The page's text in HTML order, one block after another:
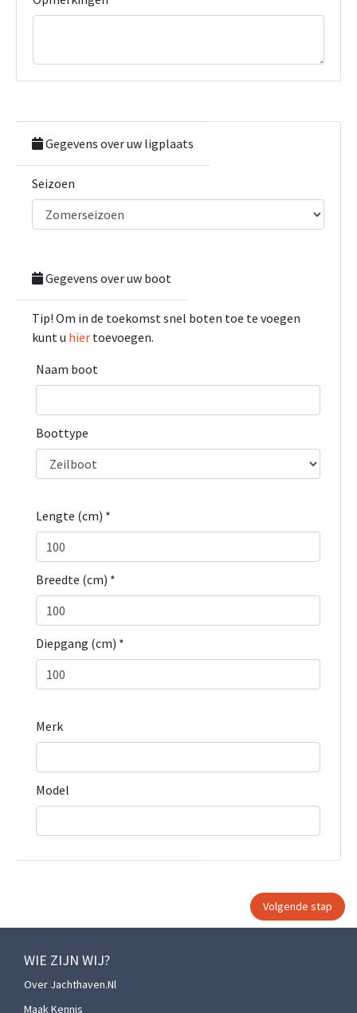
Gegevens over uw ligplaats
Seizoen
Gegevens over uw boot
Tip! Om in de toekomst snel boten toe te voegen
kunt u hier toevoegen.
Naam boot
Boottype
Lengte (cm) *
Breedte (cm) *
Diepgang (cm) *
Merk
Model
WIE ZIJN WIJ?
Over Jachthaven.nl
Maak Kennis